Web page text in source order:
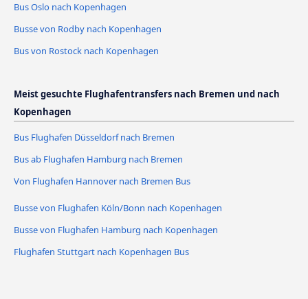
Bus Oslo nach Kopenhagen
Busse von Rodby nach Kopenhagen
Bus von Rostock nach Kopenhagen
Meist gesuchte Flughafentransfers nach Bremen und nach
Kopenhagen
Bus Flughafen Düsseldorf nach Bremen
Bus ab Flughafen Hamburg nach Bremen
Von Flughafen Hannover nach Bremen Bus
Busse von Flughafen Köln/Bonn nach Kopenhagen
Busse von Flughafen Hamburg nach Kopenhagen
Flughafen Stuttgart nach Kopenhagen Bus